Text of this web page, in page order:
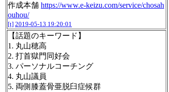
作成本舗 https://www.e-keizu.com/service/chosah
ouhou/
[t] 2019-05-13 19:20:01
【話題のキーワード】
1. 丸山穂高
2. 打首獄門同好会
3. パーソナルコーチング
4. 丸山議員
5. 両側膝蓋骨亜脱臼症候群